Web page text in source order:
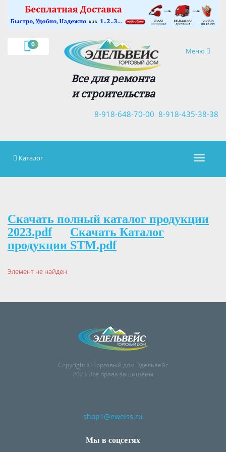
0
Навигация
Меню
Все для ремонта
и строительства
8-918-435-38-38
8-918-648-70-00
×
Каталог
Скачать полный каталог продукции
2023.pdf
Скачать Каталог
продукции STM.pdf
Элемент не найден
Copyright © Торговый дом Эдельвейс
2023 Все права защищены
shop1@eweiss.ru
Мы в соцсетях